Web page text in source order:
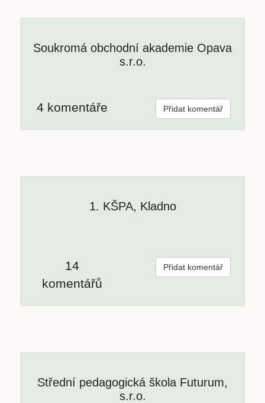
Soukromá obchodní akademie Opava
s.r.o.
4 komentáře Přidat komentář
1. KŠPA, Kladno
14
komentářů
Přidat komentář
Střední pedagogická škola Futurum,
s.r.o.